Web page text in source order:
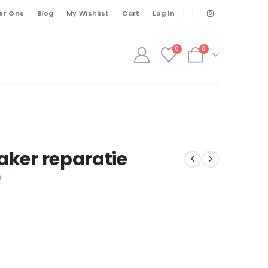
Ons Blog My Wishlist Cart Log In
0 0
reparatie